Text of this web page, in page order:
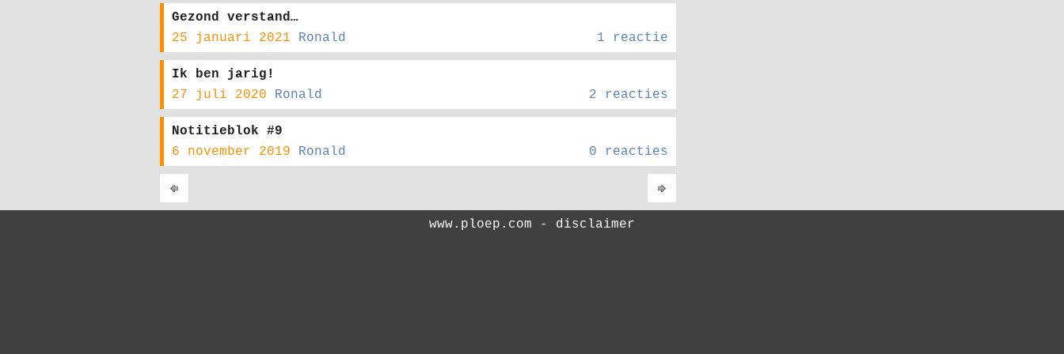
Gezond verstand…
25 januari 2021
Ronald 1 reactie
Ik ben jarig!
27 juli 2020
Ronald 2 reacties
Notitieblok #9
6 november 2019
Ronald 0 reacties
www.ploep.com - disclaimer